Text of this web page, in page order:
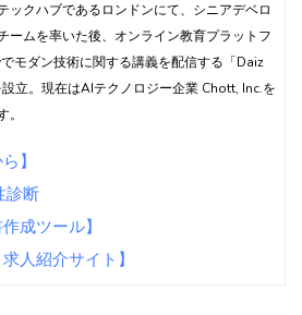
ックハブであるロンドンにて、シニアデベロ
ームを率いた後、オンライン教育プラットフ
モダン技術に関する講義を配信する「Daiz
立。現在はAIテクノロジー企業 Chott, Inc.を
】
診断
成ツール】
人紹介サイト】